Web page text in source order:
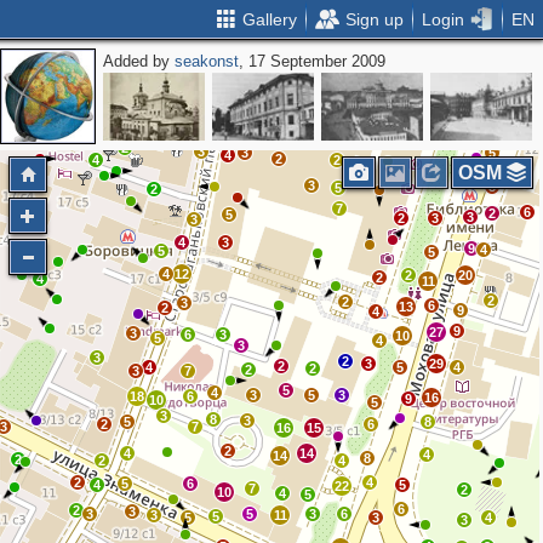
Gallery Sign up Login EN
Added byseakonst, 17 September 2009
4
6
2
8
3
3
9
20
5
11
2
2
13
6
9
9
2
4
29
16
5
10 27
2
4
4
3
2
2
2
5
3
6
5
9
8
4
2
4
3
3
6
22 4
5
6
8
4
14
15
16
5
3
3
14
7
2
6
10
5
5 11
4
5
3
5
3
3
2
3
2
4
2
5
3
4
2
3
18
4
10
5
2 7 8
6
3
7
4
2
3
6
5
3
2
3
4
2
2
3
3
5
12
4
5
4
3
3
3
3
5
7
2
2
2
3
4
5
4
2
4
2 2
8
6
12
2
4
4
6
5
OSM